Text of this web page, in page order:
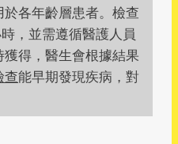
各年齡層患者。檢查
，並需遵循醫護人員
得，醫生會根據結果
查能早期發現疾病，對